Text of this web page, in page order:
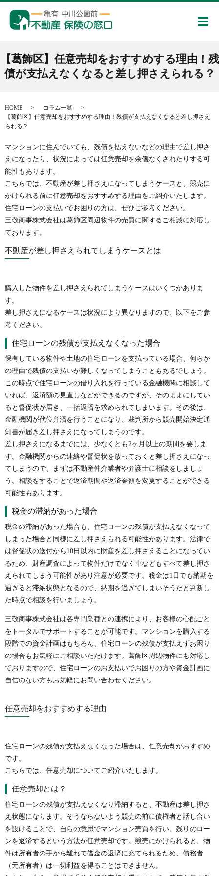
メ
【葛飾区】任意売却をおすすめする理由！残
債が支払えなくなると差し押さえられる？
HOME
コラム一覧
【葛飾区】任意売却をおすすめする理由！残債が支払えなくなると差し押さえ
られる？
マンションに住んでいても、残債を払えないなどの理由で差し押さ
えになったり、状況によっては任意売却を余儀なくされたりする可
能性もあります。
こちらでは、不動産が差し押さえになってしまうケースと、競売に
かけられる前に任意売却をおすすめする理由をご紹介いたします。
住宅ローンの支払いでお困りの方は、ぜひご参考ください。
三敬商事株式会社は葛飾区周辺物件の売買に関するご相談に対応し
ております。
不動産が差し押さえられてしまうケースとは
購入した物件を差し押さえられてしまうケースはいくつかありま
す。
差し押さえになるケースは状況により異なりますので、以下をご参
考ください。
住宅ローンの残債が支払えなくなった場合
保有している物件や土地の住宅ローンを支払っている場合、何らか
の理由で残債の支払いが難しくなってしまうこともあるでしょう。
この時点で住宅ローンの借り入れを行っている金融機関に相談して
いれば、返済額の見直しなどができるのですが、そのままにしてい
ると督促状が届き、一括返済を求められてしまいます。その後は、
金融機関が代位弁済を行うことになり、裁判所から競売開始決定通
知書が届き差し押さえになってしまうのです。
差し押さえになるまでには、少なくとも2ヶ月以上の期間を要しま
す。金融機関からの連絡や督促状を放っておくと差し押さえになっ
てしまうので、まずは不動産仲介業者や弁護士に相談をしましょ
う。相談をすることで返済期間や返済金額を変更することができる
可能性もあります。
税金の滞納があった場合
税金の滞納があった場合も、住宅ローンの残債が支払えなくなって
しまった場合と同様に差し押さえられる可能性があります。法律で
は督促状の送付から10日以内に財産を差し押さえることになってい
るため、財産調査によって物件だけでなく車などもすべて差し押さ
えられてしまう可能性があり注意が必要です。税金は1日でも納期を
過ぎると滞納状態となるので、納期を過ぎてしまいそうだと判断し
た時点で相談を行いましょう。
三敬商事株式会社は各専門業種との連携により、お客様の心配ごと
をトータルでサポートすることが可能です。マンションを購入する
段階での資金計画はもちろん、住宅ローンの残債が支払えずお困り
の場合もお気軽にご相談いただけます。葛飾区周辺物件にも対応し
ておりますので、住宅ローンのお支払いでお困りの方や資金計画に
自信のない方もお気軽にお問い合わせください。
任意売却をおすすめする理由
住宅ローンの残債が支払えなくなった場合は、任意売却がおすすめ
です。
こちらでは、任意売却についてご紹介いたします。
任意売却とは？
住宅ローンの残債が支払えなくなり滞納すると、不動産は差し押さ
え状態になります。そうならないよう競売の前に債権者と話し合い
を設けることで、自らの意思でマンション売買を行い、残りのロー
ンを返済するという方法が任意売却です。競売にかけられると、物
件は所有者の手から離れて借金の返済に充てられるため、債務者
（元所有者）は一切利益を得ることはできません。